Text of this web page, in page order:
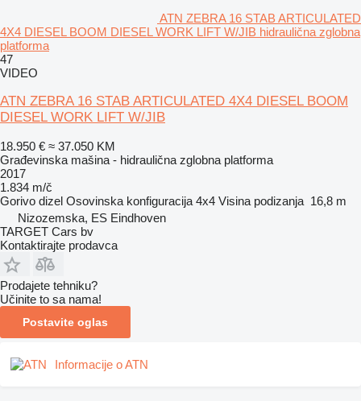
ATN ZEBRA 16 STAB ARTICULATED
4X4 DIESEL BOOM DIESEL WORK LIFT W/JIB hidraulična zglobna
platforma
47
VIDEO
ATN ZEBRA 16 STAB ARTICULATED 4X4 DIESEL BOOM
DIESEL WORK LIFT W/JIB
18.950 € ≈ 37.050 KM
Građevinska mašina - hidraulična zglobna platforma
2017
1.834 m/č
Gorivo dizel Osovinska konfiguracija 4x4 Visina podizanja 16,8 m
Nizozemska, ES Eindhoven
TARGET Cars bv
Kontaktirajte prodavca
Prodajete tehniku?
Učinite to sa nama!
Postavite oglas
Informacije o ATN